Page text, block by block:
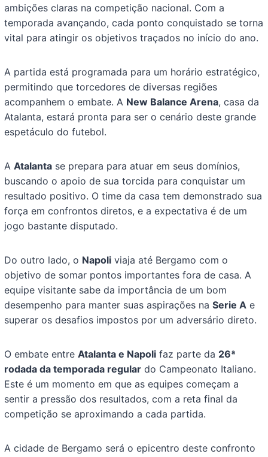
ambições claras na competição nacional. Com a
temporada avançando, cada ponto conquistado se torna
vital para atingir os objetivos traçados no início do ano.
A partida está programada para um horário estratégico,
permitindo que torcedores de diversas regiões
acompanhem o embate. A New Balance Arena, casa da
Atalanta, estará pronta para ser o cenário deste grande
espetáculo do futebol.
AAtalanta se prepara para atuar em seus domínios,
buscando o apoio de sua torcida para conquistar um
resultado positivo. O time da casa tem demonstrado sua
força em confrontos diretos, e a expectativa é de um
jogo bastante disputado.
Do outro lado, o Napoli viaja até Bergamo com o
objetivo de somar pontos importantes fora de casa. A
equipe visitante sabe da importância de um bom
desempenho para manter suas aspirações naSerie A e
superar os desafios impostos por um adversário direto.
O embate entreAtalanta e Napoli faz parte da 26ª
rodada da temporada regular do Campeonato Italiano.
Este é um momento em que as equipes começam a
sentir a pressão dos resultados, com a reta final da
competição se aproximando a cada partida.
A cidade de Bergamo será o epicentro deste confronto